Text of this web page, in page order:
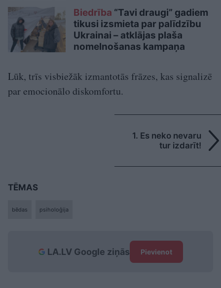
Biedrība “Tavi draugi” gadiem
tikusi izsmieta par palīdzību
Ukrainai – atklājas plaša
nomelnošanas kampaņa
Lūk, trīs visbiežāk izmantotās frāzes, kas signalizē
par emocionālo diskomfortu.
1. Es neko nevaru
tur izdarīt!
TĒMAS
bēdas psiholoģija
LA.LV Google ziņās Pievienot